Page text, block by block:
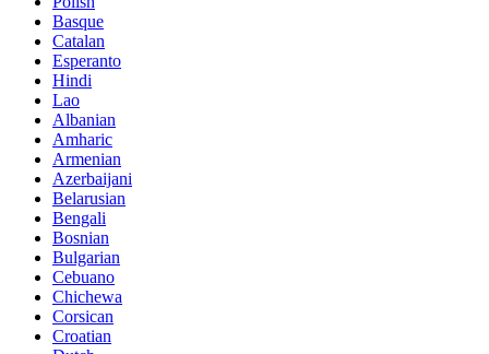
Basque
Catalan
Esperanto
Hindi
Lao
Albanian
Amharic
Armenian
Azerbaijani
Belarusian
Bengali
Bosnian
Bulgarian
Cebuano
Chichewa
Corsican
Croatian